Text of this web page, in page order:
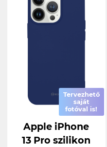
Tervezhető
saját
fotóval is!
Apple iPhone
13 Pro szilikon